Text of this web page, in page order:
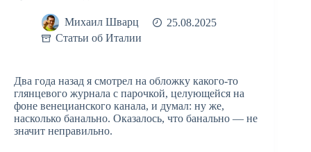
Михаил Шварц
25.08.2025
Статьи об Италии
Два года назад я смотрел на обложку какого-то
глянцевого журнала с парочкой, целующейся на
фоне венецианского канала, и думал: ну же,
насколько банально. Оказалось, что банально — не
значит неправильно.